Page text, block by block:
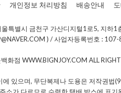
개인정보 처리방침 배송안내
특별시 금천구 가산디지털1로5, 지
) / 사업자등록번호 :
화점 WWW.BIGNJOY.COM ALL
있으며, 무단복제나 도용은 저작권
소가 다르므로 수령한 택배 박스에 표